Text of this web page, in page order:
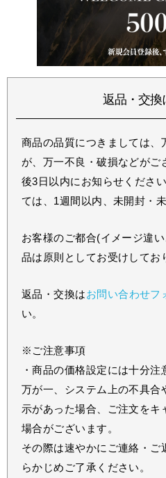
返品・交換
商品の品質につきましては、
が、万一不良・破損などがご
後3日以内にお知らせくださ
ては、1週間以内、未開封・
お客様のご都合(イメージ違
品は原則としてお受けしてお
返品・交換はお問い合わせフ
い。
※ご注意事項
・商品の価格設定には十分注
万が一、システム上の不具合
示があった場合、ご注文をキ
場合がございます。
その際は速やかにご連絡・ご
らかじめご了承ください。